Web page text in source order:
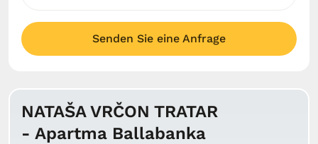
Senden Sie eine Anfrage
NATAŠA VRČON TRATAR
- Apartma Ballabanka